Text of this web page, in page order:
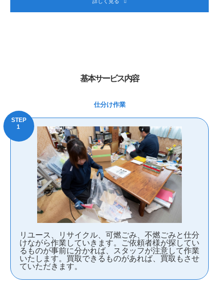
基本サービス内容
仕分け作業
リユース、リサイクル、可燃ごみ、不燃ごみと仕分
けながら作業していきます。ご依頼者様が探してい
るものが事前に分かれば、スタッフが注意して作業
いたします。買取できるものがあれば、買取もさせ
ていただきます。